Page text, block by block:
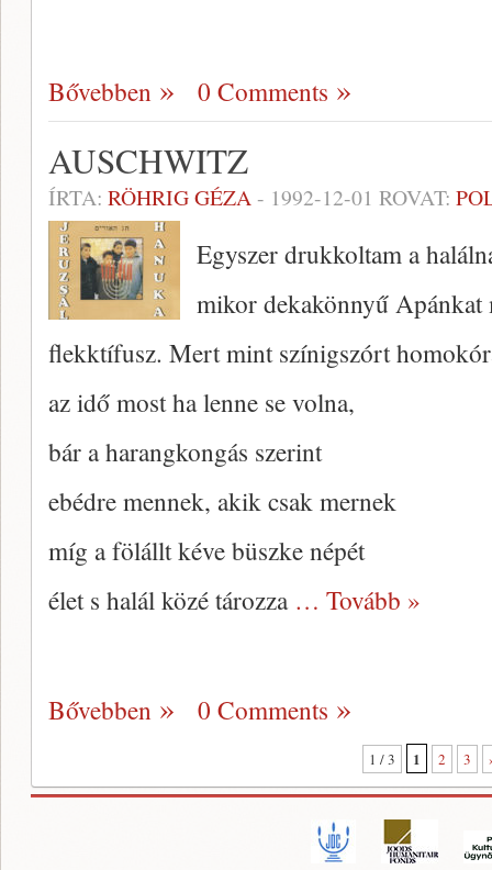
Bővebben 0 Comments
AUSCHWITZ
ÍRTA: RÖHRIG GÉZA- 1992-12-01 ROVAT:
Egyszer drukkoltam a
mikor dekakönnyű Apánkat
flekktífusz. Mert mint színigszórt
az idő most ha lenne se volna,
bár a harangkongás szerint
ebédre mennek, akik csak mernek
míg a fölállt kéve büszke népét
élet s halál közé tározza … Tovább »
Bővebben 0 Comments
1 / 3 1 2 3